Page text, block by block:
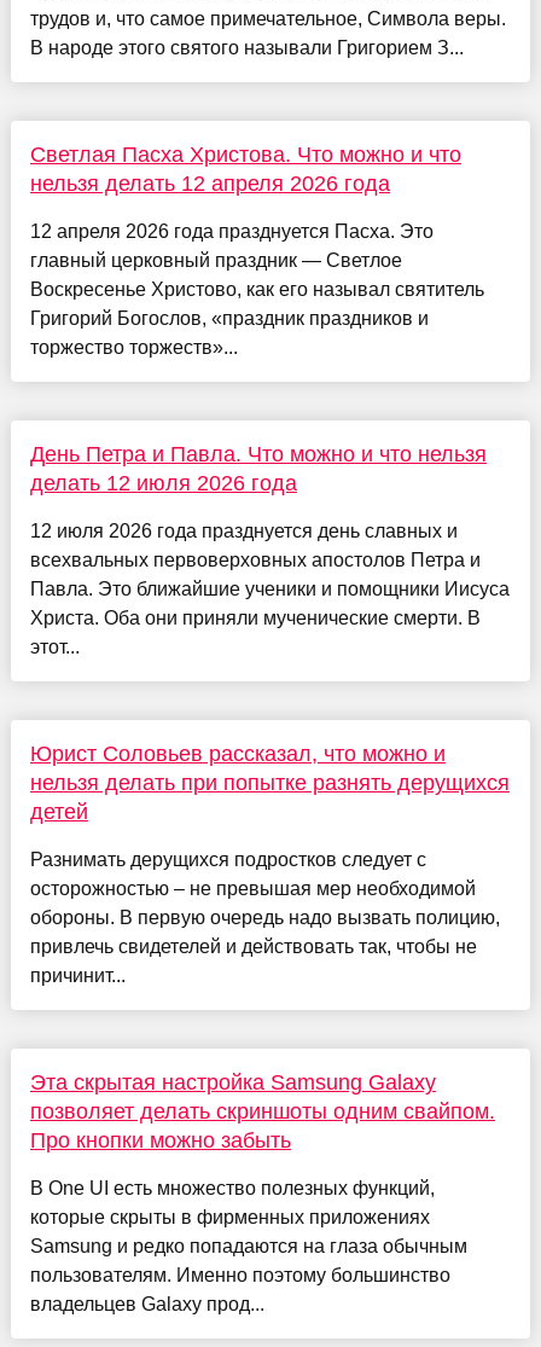
трудов и, что самое примечательное, Символа веры.
В народе этого святого называли Григорием З...
Светлая Пасха Христова. Что можно и что
нельзя делать 12 апреля 2026 года
12 апреля 2026 года празднуется Пасха. Это
главный церковный праздник — Светлое
Воскресенье Христово, как его называл святитель
Григорий Богослов, «праздник праздников и
торжество торжеств»...
День Петра и Павла. Что можно и что нельзя
делать 12 июля 2026 года
12 июля 2026 года празднуется день славных и
всехвальных первоверховных апостолов Петра и
Павла. Это ближайшие ученики и помощники Иисуса
Христа. Оба они приняли мученические смерти. В
этот...
Юрист Соловьев рассказал, что можно и
нельзя делать при попытке разнять дерущихся
детей
Разнимать дерущихся подростков следует с
осторожностью – не превышая мер необходимой
обороны. В первую очередь надо вызвать полицию,
привлечь свидетелей и действовать так, чтобы не
причинит...
Эта скрытая настройка Samsung Galaxy
позволяет делать скриншоты одним свайпом.
Про кнопки можно забыть
В One UI есть множество полезных функций,
которые скрыты в фирменных приложениях
Samsung и редко попадаются на глаза обычным
пользователям. Именно поэтому большинство
владельцев Galaxy прод...